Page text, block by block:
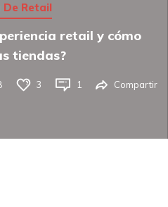
Retail
retail y cómo
tiendas?
Compartir
1
3